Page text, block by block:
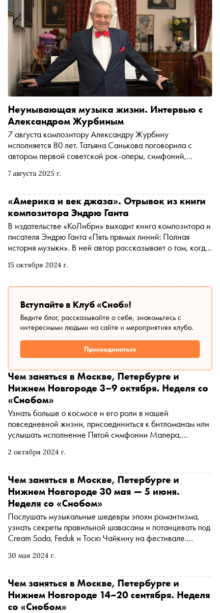
развивался и почему закончился (опять Первая мировая
война!), автор «Сноба» Мария Низова поговорила с
доктором филологических наук, одним из ведущих
специалистов по этому периоду, Юрием Цветковым
7 августа 2025 г.
Неунывающая музыка жизни. Интервью с
Александром Журбиным
7 августа композитору Александру Журбину
исполняется 80 лет. Татьяна Санькова поговорила с
автором первой советской рок-оперы, симфоний,
писателем, постоянным ведущем блога на «Снобе» о
и любви к Малеру
15 октября 2024 г.
«Америка и век джаза». Отрывок из книги
композитора Эндрю Ганта
В издательстве «КоЛибри» выходит книга композитора и
писателя Эндрю Ганта «Пять прямых линий: Полная
история музыки». В ней автор рассказывает о том, когда
музыка нравилась Людовику XIV и как творил Петр
публикует отрывок
Вступайте в Клуб «Сноб»!
Ведите блог, рассказывайте о себе, знакомьтесь с
интересными людьми на сайте и мероприятиях клуба.
Присоединиться
2 октября 2024 г.
Чем заняться в Москве, Петербурге и
Нижнем Новгороде 3–9 октября. Неделя со
«Снобом»
Узнать больше о космосе и его роли в нашей
повседневной жизни, присоединиться к битломанам или
услышать исполнение Пятой симфонии Малера,
рассказывает, чем заняться и куда сходить на
30 мая 2024 г.
Чем заняться в Москве, Петербурге и
Нижнем Новгороде 30 мая — 5 июня.
Неделя со «Снобом»
Послушать музыкальные шедевры эпохи романтизма,
узнать секреты правильной шавасаны и потанцевать под
Cream Soda, Feduk и Тосю Чайкину на фестивале.
ближайшей неделе
Чем заняться в Москве, Петербурге и
Нижнем Новгороде 14–20 сентября. Неделя
со «Снобом»